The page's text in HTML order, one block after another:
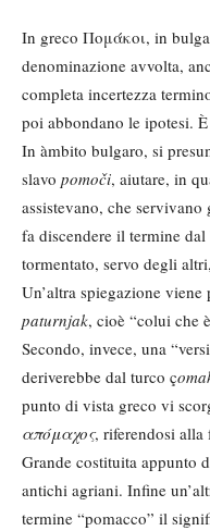
In greco Πομάκοι, in
denominazione avvolta,
completa incertezza
poi abbondano le ipotesi.
In àmbito bulgaro, si
slavo pomoči, aiutare, in
assistevano, che
fa discendere il termine
tormentato, servo degli
Un’altra spiegazione
paturnjak, cioè “colui che
Secondo, invece, una
deriverebbe dal turco ç
punto di vista greco vi
απόμαχος, riferendosi
Grande costituita appunto
antichi agriani. Infine
termine “pomacco” il